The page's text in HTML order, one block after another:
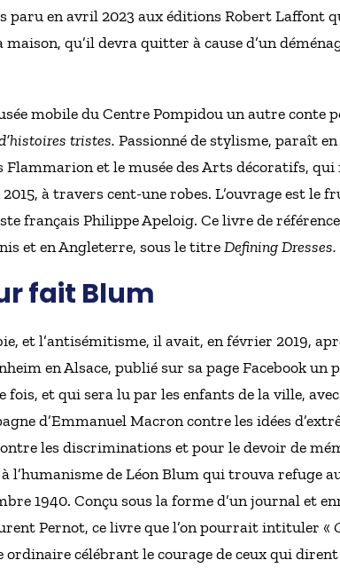
en avril 2023 aux éditions Robert Laffont
qu’il devra quitter à cause d’un
mobile du Centre Pompidou un autre conte
tristes. Passionné de stylisme, paraît
et le musée des Arts décoratifs,
à travers cent-une robes. L’ouvrage est le
français Philippe Apeloig. Ce livre de
et en Angleterre, sous le titreDefining Dresses.
fait Blum
et l’antisémitisme, il avait, en février 2019,
en Alsace, publié sur sa page Facebook un
et qui sera lu par les enfants de la ville,
d’Emmanuel Macron contre les idées
les discriminations et pour le devoir de
l’humanisme de Léon Blum qui trouva refuge
1940. Conçu sous la forme d’un journal et
Pernot, ce livre que l’on pourrait intituler «
ordinaire célébrant le courage de ceux qui